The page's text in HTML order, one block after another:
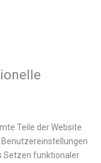
Teile der Website
Setzen funktionaler